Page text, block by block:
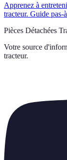
Apprenez à
tracteur. Guide pas-
Pièces Détachées
Votre source
tracteur.